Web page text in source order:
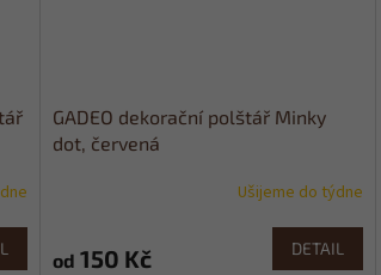
GADEO dekorační polštář Minky
dot, červená
Ušijeme do týdne
od 150 Kč DETAIL